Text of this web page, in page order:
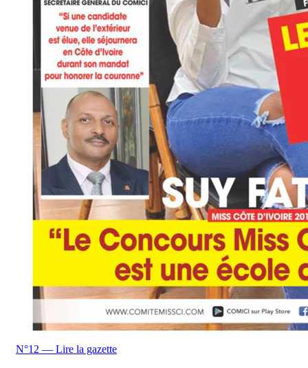
N°12 — Lire la gazette